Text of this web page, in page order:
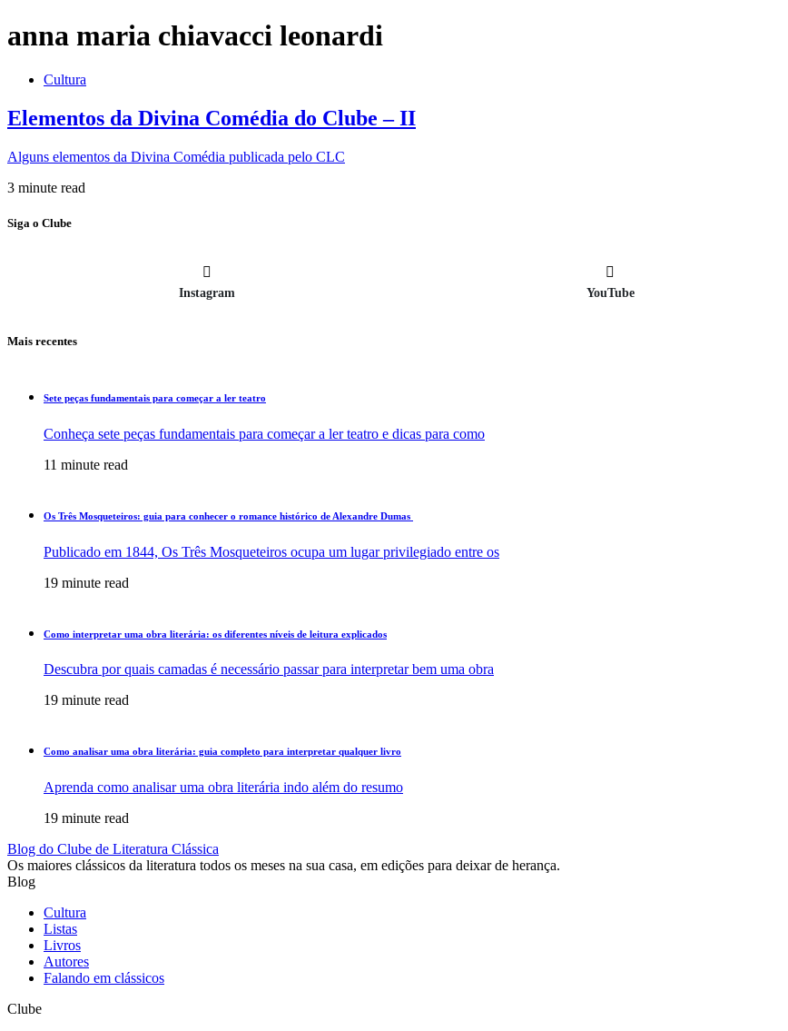
anna maria chiavacci leonardi
Cultura
Elementos da Divina Comédia do Clube – II
Alguns elementos da Divina Comédia publicada pelo CLC
3 minute read
Siga o Clube
Instagram YouTube
Mais recentes
Sete peças fundamentais para começar a ler teatro
Conheça sete peças fundamentais para começar a ler teatro e dicas para como
11 minute read
Os Três Mosqueteiros: guia para conhecer o romance histórico de Alexandre Dumas
Publicado em 1844, Os Três Mosqueteiros ocupa um lugar privilegiado entre os
19 minute read
Como interpretar uma obra literária: os diferentes níveis de leitura explicados
Descubra por quais camadas é necessário passar para interpretar bem uma obra
19 minute read
Como analisar uma obra literária: guia completo para interpretar qualquer livro
Aprenda como analisar uma obra literária indo além do resumo
19 minute read
Blog do Clube de Literatura Clássica
Os maiores clássicos da literatura todos os meses na sua casa, em edições para deixar de herança.
Blog
Cultura
Listas
Livros
Autores
Falando em clássicos
Clube